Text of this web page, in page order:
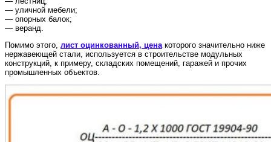
— уличной мебели;
— опорных балок;
— веранд.
Помимо этого, лист оцинкованный, цена которого значительно ниже
нержавеющей стали, используется в строительстве модульных
конструкций, к примеру, складских помещений, гаражей и прочих
промышленных объектов.